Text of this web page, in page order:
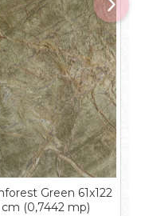
Green 61x122
cm (0,7442 mp)